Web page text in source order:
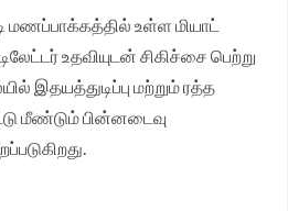
உள்ள மியாட்
உதவியுடன் சிகிச்சை பெற்று
இதயத்துடிப்பு மற்றும் ரத்த
மீண்டும் பின்னடைவு